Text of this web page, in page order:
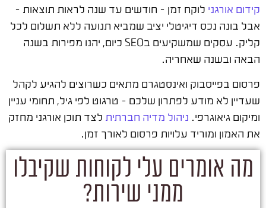
קידום אורגני לוקח זמן – חודשים עד שנה לראות תוצאות –
אבל בונה נכס דיגיטלי יציב שמביא תנועה ללא תשלום לכל
קליק. עסקים שמשקיעים בSEO כיום, יהנו מפירות בשנה
הבאה ובשנה שאחריה.
פרסום בפייסבוק ואינסטגרם מתאים כשרוצים להגיע לקהל
שעדיין לא מודע לפתרון שלכם – טרגוט לפי גיל, תחומי עניין
ומיקום גיאוגרפי. ניהול מדיה חברתית לצד תוכן אורגני מחזק
את האמון ומוריד עלויות פרסום לאורך זמן.
מה אומרים עלי לקוחות שקיבלו
ממני שירות?